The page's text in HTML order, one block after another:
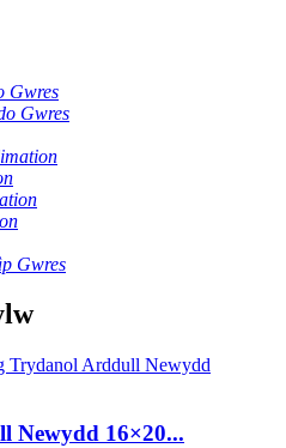
Gwres
Gwres
Gwres
Newydd 16×20...